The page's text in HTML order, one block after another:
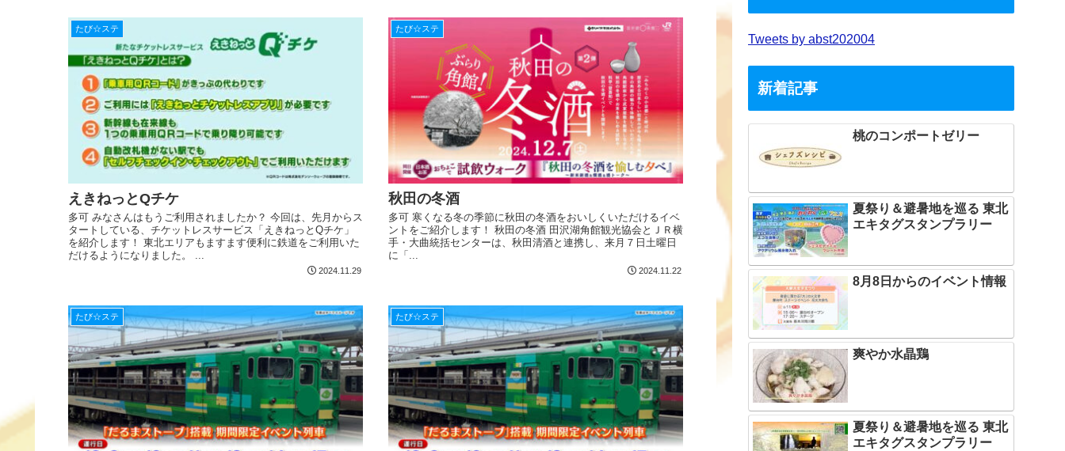
たび☆ステ
えきねっとQチケ
多可 みなさんはもうご利用されましたか？ 今回は、先月からス
タートしている、チケットレスサービス「えきねっとQチケ」
を紹介します！ 東北エリアもますます便利に鉄道をご利用いた
だけるようになりました。 ...
2024.11.29
たび☆ステ
秋田の冬酒
多可 寒くなる冬の季節に秋田の冬酒をおいしくいただけるイベ
ントをご紹介します！ 秋田の冬酒 田沢湖角館観光協会とＪＲ横
手・大曲統括センターは、秋田清酒と連携し、来月７日土曜日
に「...
2024.11.22
たび☆ステ たび☆ステ
Tweets by abst202004
新着記事
桃のコンポートゼリー
夏祭り＆避暑地を巡る 東北
エキタグスタンプラリー
8月8日からのイベント情報
爽やか水晶鶏
夏祭り＆避暑地を巡る 東北
エキタグスタンプラリー